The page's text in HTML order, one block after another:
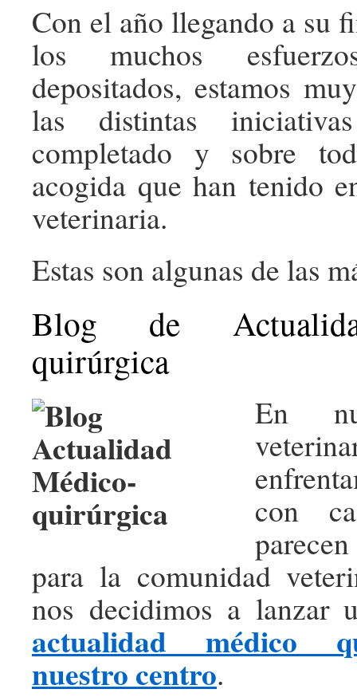
Con el año llegando a su
los muchos
depositados, estamos
las distintas
completado y sobre
acogida que han tenido
veterinaria.
Estas son algunas de las
Blog de
quirúrgica
En
con
para la comunidad
nos decidimos a lanzar
actualidad médico
nuestro centro.